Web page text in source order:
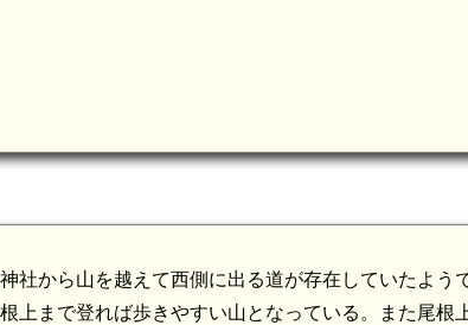
社から山を越えて西側に出る道が存在していたよう
上まで登れば歩きやすい山となっている。また尾根